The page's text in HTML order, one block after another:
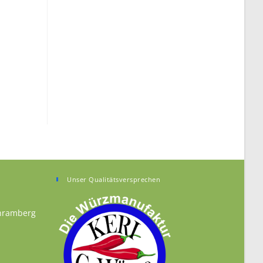
Unser Qualitätsversprechen